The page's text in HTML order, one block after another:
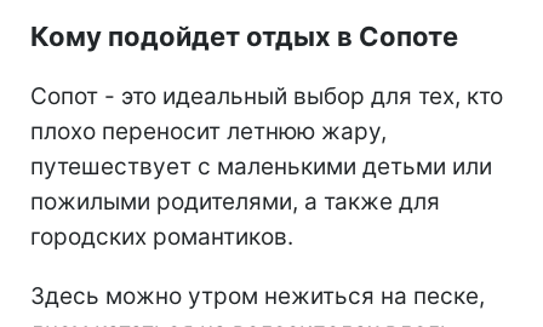
Кому подойдет отдых в Сопоте
Сопот - это идеальный выбор для тех, кто
плохо переносит летнюю жару,
путешествует с маленькими детьми или
пожилыми родителями, а также для
городских романтиков.
Здесь можно утром нежиться на песке,